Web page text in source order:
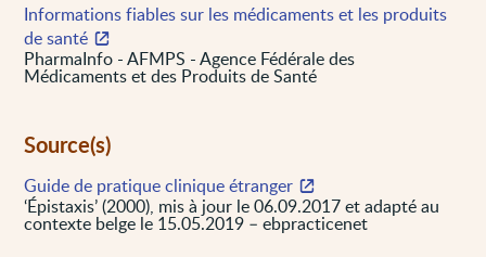
Informations fiables sur les médicaments et les produits
de santé
PharmaInfo - AFMPS - Agence Fédérale des
Médicaments et des Produits de Santé
Source(s)
Guide de pratique clinique étranger
‘Épistaxis’ (2000), mis à jour le 06.09.2017 et adapté au
contexte belge le 15.05.2019 – ebpracticenet